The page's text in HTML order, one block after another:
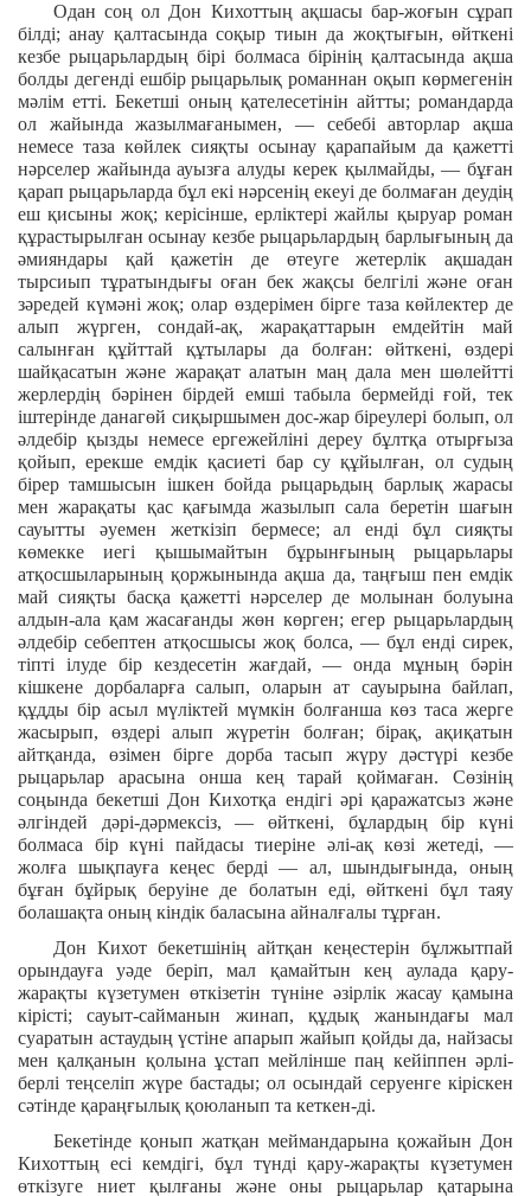
Одан соң ол Дон Кихоттың ақшасы бар-жоғын сұрап
білді; анау қалтасында соқыр тиын да жоқтығын, өйткені
кезбе рыцарьлардың бірі болмаса бірінің қалтасында ақша
болды дегенді ешбір рыцарьлық романнан оқып көрмегенін
мәлім етті. Бекетші оның қателесетінін айтты; романдарда
ол жайында жазылмағанымен, — себебі авторлар ақша
немесе таза көйлек сияқты осынау қарапайым да қажетті
нәрселер жайында ауызға алуды керек қылмайды, — бұған
қарап рыцарьларда бұл екі нәрсенің екеуі де болмаған деудің
еш қисыны жоқ; керісінше, ерліктері жайлы қыруар роман
құрастырылған осынау кезбе рыцарьлардың барлығының да
әмияндары қай қажетін де өтеуге жетерлік ақшадан
тырсиып тұратындығы оған бек жақсы белгілі және оған
зәредей күмәні жоқ; олар өздерімен бірге таза көйлектер де
алып жүрген, сондай-ақ, жарақаттарын емдейтін май
салынған құйттай құтылары да болған: өйткені, өздері
шайқасатын және жарақат алатын маң дала мен шөлейтті
жерлердің бәрінен бірдей емші табыла бермейді ғой, тек
іштерінде данагөй сиқыршымен дос-жар біреулері болып, ол
әлдебір қызды немесе ергежейліні дереу бұлтқа отырғыза
қойып, ерекше емдік қасиеті бар су құйылған, ол судың
бірер тамшысын ішкен бойда рыцарьдың барлық жарасы
мен жарақаты қас қағымда жазылып сала беретін шағын
сауытты әуемен жеткізіп бермесе; ал енді бұл сияқты
көмекке иегі қышымайтын бұрынғының рыцарьлары
атқосшыларының қоржынында ақша да, таңғыш пен емдік
май сияқты басқа қажетті нәрселер де молынан болуына
алдын-ала қам жасағанды жөн көрген; егер рыцарьлардың
әлдебір себептен атқосшысы жоқ болса, — бұл енді сирек,
тіпті ілуде бір кездесетін жағдай, — онда мұның бәрін
кішкене дорбаларға салып, оларын ат сауырына байлап,
құдды бір асыл мүліктей мүмкін болғанша көз таса жерге
жасырып, өздері алып жүретін болған; бірақ, ақиқатын
айтқанда, өзімен бірге дорба тасып жүру дәстүрі кезбе
рыцарьлар арасына онша кең тарай қоймаған. Сөзінің
соңында бекетші Дон Кихотқа ендігі әрі қаражатсыз және
әлгіндей дәрі-дәрмексіз, — өйткені, бұлардың бір күні
болмаса бір күні пайдасы тиеріне әлі-ақ көзі жетеді, —
жолға шықпауға кеңес берді — ал, шындығында, оның
бұған бұйрық беруіне де болатын еді, өйткені бұл таяу
болашақта оның кіндік баласына айналғалы тұрған.
Дон Кихот бекетшінің айтқан кеңестерін бұлжытпай
орындауға уәде беріп, мал қамайтын кең аулада қару-
жарақты күзетумен өткізетін түніне әзірлік жасау қамына
кірісті; сауыт-сайманын жинап, құдық жанындағы мал
суаратын астаудың үстіне апарып жайып қойды да, найзасы
мен қалқанын қолына ұстап мейлінше паң кейіппен әрлі-
берлі теңселіп жүре бастады; ол осындай серуенге кіріскен
сәтінде қараңғылық қоюланып та кеткен-ді.
Бекетінде қонып жатқан меймандарына қожайын Дон
Кихоттың есі кемдігі, бұл түнді қару-жарақты күзетумен
өткізуге ниет қылғаны және оны рыцарьлар қатарына